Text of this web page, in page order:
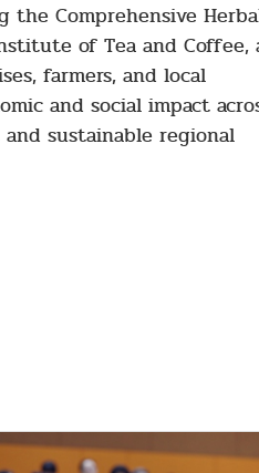
Comprehensive
of Tea and Coffee,
farmers, and local
and social impact
sustainable regional